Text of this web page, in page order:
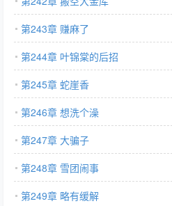
第243章 赚麻了
第244章 叶锦棠的后招
第245章 蛇崖香
第246章 想洗个澡
第247章 大骗子
第248章 雪团闹事
第249章 略有缓解